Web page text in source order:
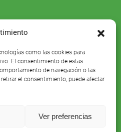
como las cookies para
El consentimiento de estas
de navegación o las
el consentimiento, puede afectar
Ver preferencias